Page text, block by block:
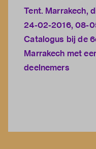
Tent. Marrakech,
24-02-2016, 08-
Catalogus bij de
Marrakech met
deelnemers